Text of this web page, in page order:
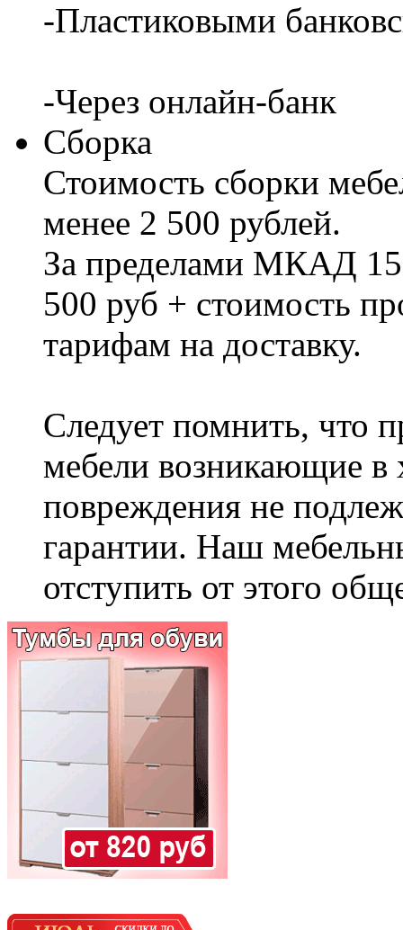
-Пластиковыми
-Через онлайн-банк
Сборка
Стоимость сборки
менее 2 500 рублей.
За пределами МКАД
500 руб + стоимость
тарифам на доставку.
Следует помнить, что
мебели возникающие в
повреждения не
гарантии. Наш
отступить от этого